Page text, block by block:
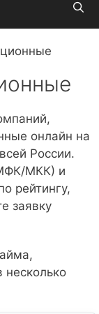
онлайн на
России.
МКК) и
рейтингу,
заявку
несколько